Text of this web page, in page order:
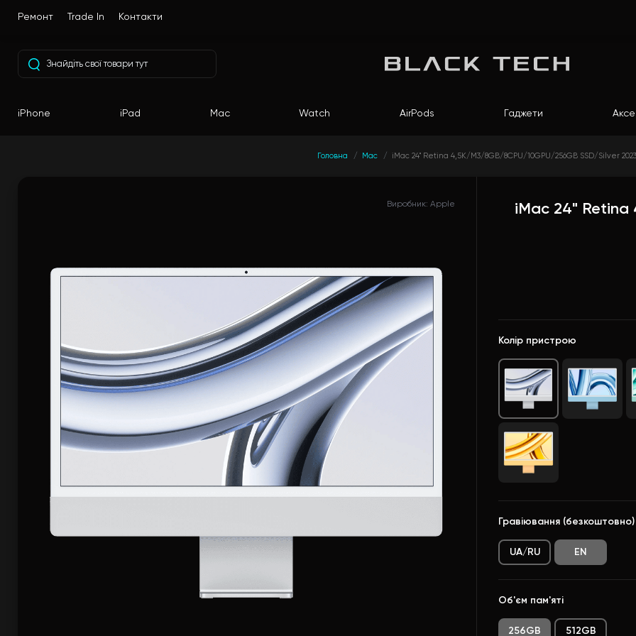
Ремонт Trade In Контакти
iPhone iPad Mac Watch AirPods Гаджети
Головна Mac iMac 24" Retina 4,5K/M3/8GB/8CPU/10GPU/256GB SSD/Silver 2023
Виробник: Apple iMac 24"
Колір пристрою
Гравіювання (безкоштовно)
UA/RU EN
Об'єм пам'яті
256GB 512GB